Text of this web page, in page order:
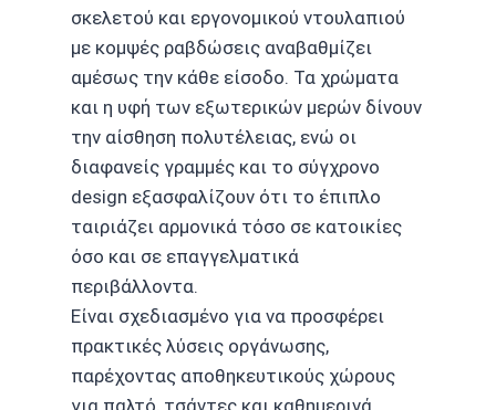
σκελετού και εργονομικού ντουλαπιού
με κομψές ραβδώσεις αναβαθμίζει
αμέσως την κάθε είσοδο. Τα χρώματα
και η υφή των εξωτερικών μερών δίνουν
την αίσθηση πολυτέλειας, ενώ οι
διαφανείς γραμμές και το σύγχρονο
design εξασφαλίζουν ότι το έπιπλο
ταιριάζει αρμονικά τόσο σε κατοικίες
όσο και σε επαγγελματικά
περιβάλλοντα.
Είναι σχεδιασμένο για να προσφέρει
πρακτικές λύσεις οργάνωσης,
παρέχοντας αποθηκευτικούς χώρους
για παλτό, τσάντες και καθημερινά